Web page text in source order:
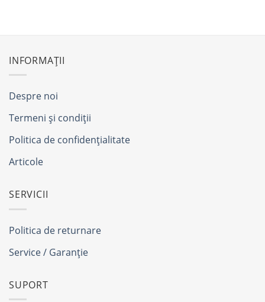
INFORMAȚII
Despre noi
Termeni și condiții
Politica de confidențialitate
Articole
SERVICII
Politica de returnare
Service / Garanție
SUPORT